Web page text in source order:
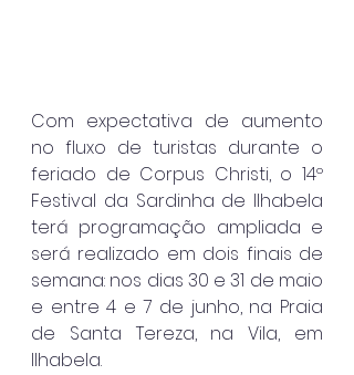
Com expectativa de aumento
no fluxo de turistas durante o
feriado de Corpus Christi, o 14º
Festival da Sardinha de Ilhabela
terá programação ampliada e
será realizado em dois finais de
semana: nos dias 30 e 31 de maio
e entre 4 e 7 de junho, na Praia
de Santa Tereza, na Vila, em
Ilhabela.